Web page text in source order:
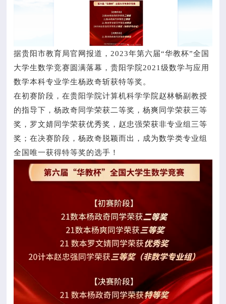
据贵阳市教育局官网报道，2023年第六届“华教杯”全国
大学生数学竞赛圆满落幕，贵阳学院2021级数学与应用
数学本科专业学生杨政奇斩获特等奖。
在初赛阶段，在贵阳学院计算机科学学院赵林畅副教授
的指导下，杨政奇同学荣获二等奖，杨爽同学荣获三等
奖，罗文婧同学荣获优秀奖，赵忠强荣获非专业组三等
奖；在决赛阶段，杨政奇脱颖而出，成为数学类专业组
全国唯一获得特等奖的选手！